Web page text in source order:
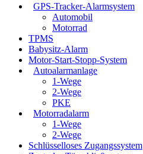
GPS-Tracker-Alarmsystem
Automobil
Motorrad
TPMS
Babysitz-Alarm
Motor-Start-Stopp-System
Autoalarmanlage
1-Wege
2-Wege
PKE
Motorradalarm
1-Wege
2-Wege
Schlüsselloses Zugangssystem